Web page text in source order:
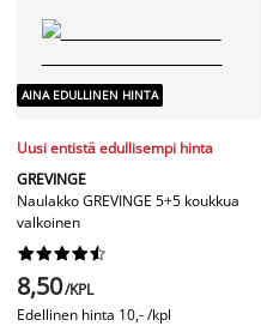
AINA EDULLINEN HINTA
Uusi entistä edullisempi hinta
GREVINGE
Naulakko GREVINGE 5+5 koukkua
valkoinen






8,50/KPL
Edellinen hinta 10,- /kpl